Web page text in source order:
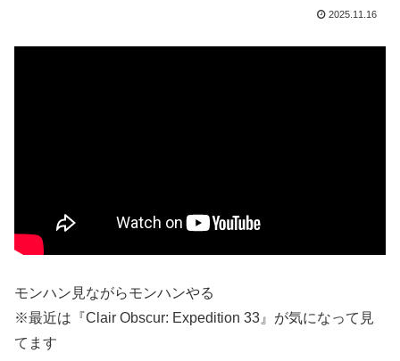
2025.11.16
モンハン見ながらモンハンやる
※最近は『Clair Obscur: Expedition 33』が気になって見
てます